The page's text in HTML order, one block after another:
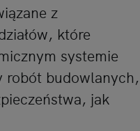
z
które
systemie
robót budowlanych,
jak
charakterystyki
nich. Spersonalizowane